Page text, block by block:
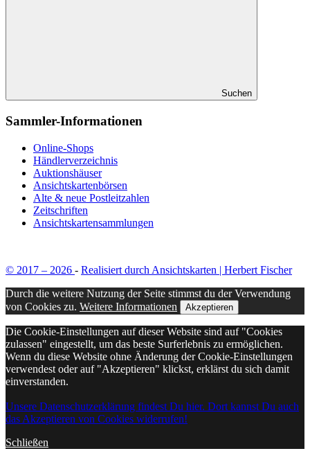
Suchen
Sammler-Informationen
Online-Shops
Händlerverzeichnis
Auktionshäuser
Ansichtskartenbörsen
Alte & neue Postleitzahlen
Zeitschriften
Ansichtskartensammlungen
© 2017 – 2026 - Realisiert durch Ansichtskarten | Herbert Fischer
Durch die weitere Nutzung der Seite stimmst du der Verwendung
von Cookies zu. Weitere Informationen Akzeptieren
Die Cookie-Einstellungen auf dieser Website sind auf "Cookies
zulassen" eingestellt, um das beste Surferlebnis zu ermöglichen.
Wenn du diese Website ohne Änderung der Cookie-Einstellungen
verwendest oder auf "Akzeptieren" klickst, erklärst du sich damit
einverstanden.
Unsere Datenschutzerklärung findest Du hier. Dort kannst Du auch
das Akzeptieren von Cookies widerrufen!
Schließen